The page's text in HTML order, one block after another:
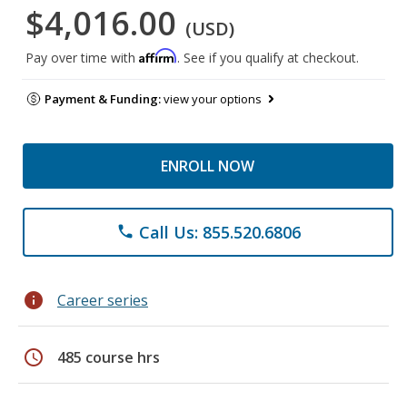
$4,016.00 (USD)
Pay over time with Affirm. See if you qualify at checkout.
Payment & Funding:view your options
ENROLL NOW
phone Call Us: 855.520.6806
info Career series
schedule 485 course hrs